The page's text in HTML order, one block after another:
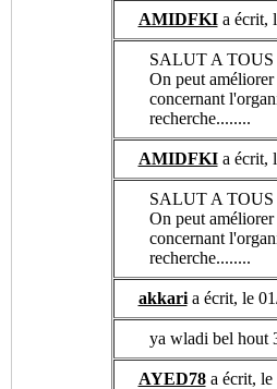
AMIDFKIa écrit,
SALUT A TOUS
On peut améliorer
concernant
recherche........
AMIDFKIa écrit,
SALUT A TOUS
On peut améliorer
concernant
recherche........
akkaria écrit, le
ya wladi bel hout
AYED78a écrit, le